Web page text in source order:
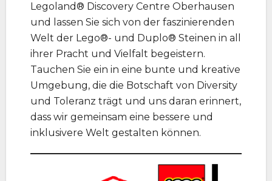
Legoland® Discovery Centre Oberhausen
und lassen Sie sich von der faszinierenden
Welt der Lego®- und Duplo® Steinen in all
ihrer Pracht und Vielfalt begeistern.
Tauchen Sie ein in eine bunte und kreative
Umgebung, die die Botschaft von Diversity
und Toleranz trägt und uns daran erinnert,
dass wir gemeinsam eine bessere und
inklusivere Welt gestalten können.